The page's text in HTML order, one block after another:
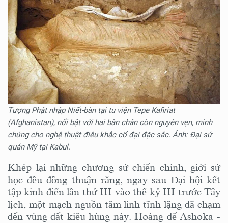
Tượng Phật nhập Niết-bàn tại tu viện Tepe Kafiriat
(Afghanistan), nổi bật với hai bàn chân còn nguyên vẹn, minh
chứng cho nghệ thuật điêu khắc cổ đại đặc sắc. Ảnh: Đại sứ
quán Mỹ tại Kabul.
Khép lại những chương sử chiến chinh, giới sử
học đều đồng thuận rằng, ngay sau Đại hội kết
tập kinh điển lần thứ III vào thế kỷ III trước Tây
lịch, một mạch nguồn tâm linh tĩnh lặng đã chạm
đến vùng đất kiêu hùng này. Hoàng đế Ashoka -